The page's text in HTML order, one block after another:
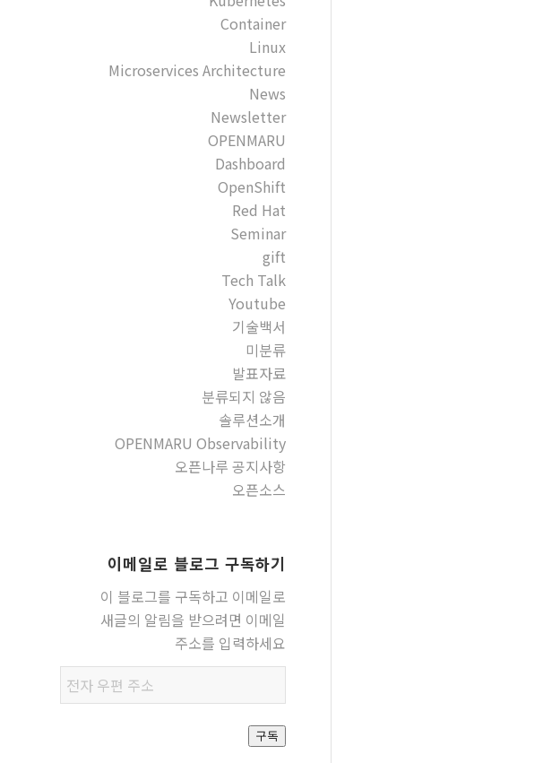
Container
Linux
Microservices Architecture
News
Newsletter
OPENMARU
Dashboard
OpenShift
Red Hat
Seminar
gift
Tech Talk
Youtube
기술백서
미분류
발표자료
분류되지 않음
솔루션소개
OPENMARU Observability
오픈나루 공지사항
오픈소스
이메일로 블로그 구독하기
이 블로그를 구독하고 이메일로
새글의 알림을 받으려면 이메일
주소를 입력하세요
우편
주소
구독